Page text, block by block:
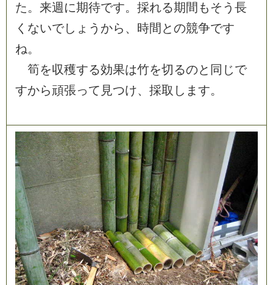
た。 来週 に期待です。 採れる期 間 もそ う 長
く ないでし ょ う から 、 時間 との競争です
ね。
筍を収穫する効果は竹を切るのと 同 じで
すから頑張って 見つけ、 採取 し ま す。